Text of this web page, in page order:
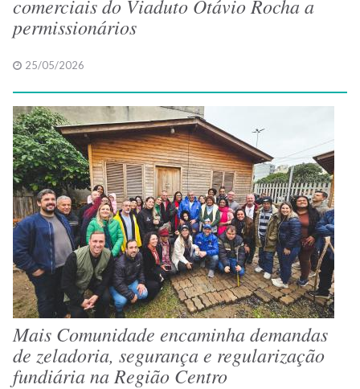
comerciais do Viaduto Otávio Rocha a
permissionários
25/05/2026
Mais Comunidade encaminha demandas
de zeladoria, segurança e regularização
fundiária na Região Centro